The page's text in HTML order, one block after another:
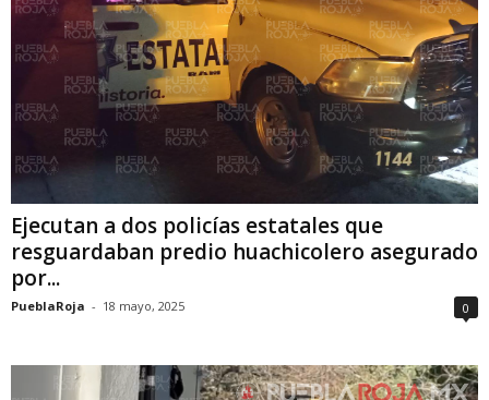
Ejecutan a dos policías estatales que
resguardaban predio huachicolero asegurado
por...
PueblaRoja - 18 mayo, 2025 0